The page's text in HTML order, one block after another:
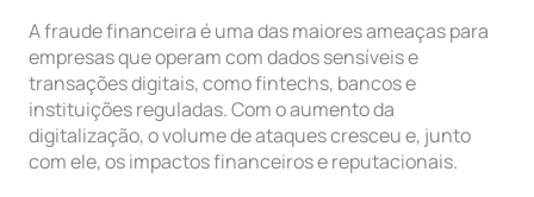
A fraude financeira é uma das maiores ameaças para
empresas que operam com dados sensíveis e
transações digitais, como fintechs, bancos e
instituições reguladas. Com o aumento da
digitalização, o volume de ataques cresceu e, junto
com ele, os impactos financeiros e reputacionais.